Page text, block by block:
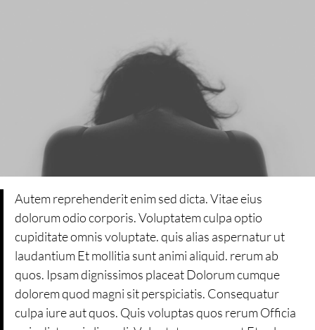
Autem reprehenderit enim sed dicta. Vitae eius
dolorum odio corporis. Voluptatem culpa optio
cupiditate omnis voluptate. quis alias aspernatur ut
laudantium Et mollitia sunt animi aliquid. rerum ab
quos. Ipsam dignissimos placeat Dolorum cumque
dolorem quod magni sit perspiciatis. Consequatur
culpa iure aut quos. Quis voluptas quos rerum Officia